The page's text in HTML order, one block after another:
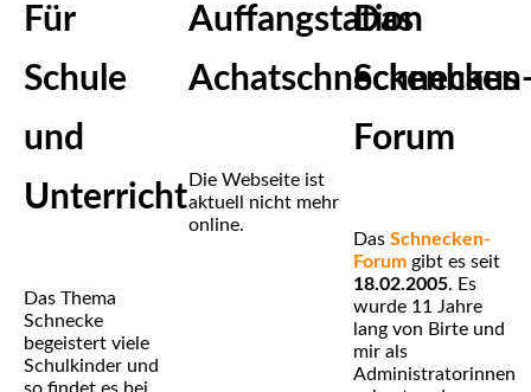
Für
Schule
und
Unterricht
Das Thema
Schnecke
begeistert viele
Schulkinder und
so findet es bei
Auffangstation
Achatschneckenhaus
Die Webseite ist
aktuell nicht mehr
online.
Das
Forum
Das Schnecken-
Forumgibt es seit
18.02.2005. Es
wurde 11 Jahre
lang von Birte und
mir als
Administratorinnen